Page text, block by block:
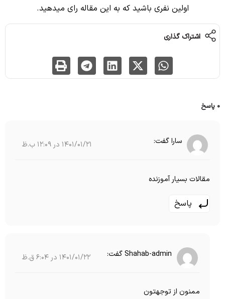
اولین نفری باشید که به این مقاله رای میدهید.
اشتراک گذاری
0 پاسخ
ساراگفت: 1401/01/21 در 12:09 ب.ظ
مقالات بسیار آموزنده
پاسخ
Shahab-adminگفت: 1401/01/22 در 6:04 ق.ظ
ممنون از توجهتون